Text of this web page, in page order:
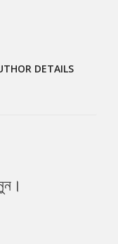
DETAILS